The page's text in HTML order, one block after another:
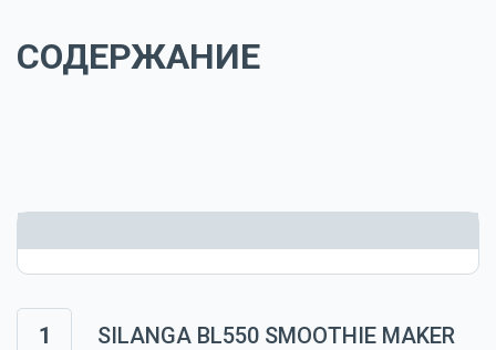
СОДЕРЖАНИЕ
1
SILANGA BL550 SMOOTHIE MAKER